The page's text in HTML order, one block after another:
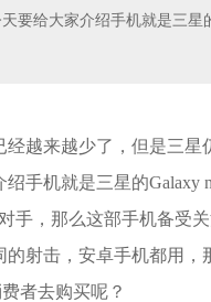
要给大家介绍手机就是三星
越来越少了，但是三星
手机就是三星的Galaxy
手，那么这部手机备受
射击，安卓手机都用，
者去购买呢？